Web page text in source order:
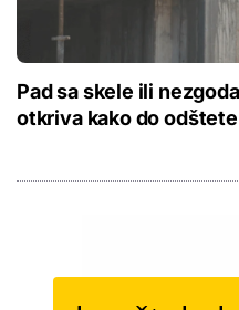
Pad sa skele ili
otkriva kako do